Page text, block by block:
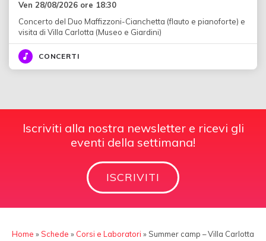
Ven 28/08/2026 ore 18:30
Concerto del Duo Maffizzoni-Cianchetta (flauto e pianoforte) e
visita di Villa Carlotta (Museo e Giardini)
CONCERTI
Iscriviti alla nostra newsletter e ricevi gli
eventi della settimana!
ISCRIVITI
Home »Schede » Corsi e Laboratori » Summer camp – Villa Carlotta